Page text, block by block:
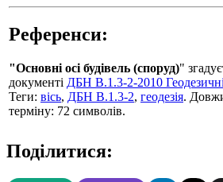
Референси:
"Основні осі будівель (споруд)"
документі ДБН В.1.3-2-2010
Теги: вісь, ДБН В.1.3-2, геодезія.
терміну: 72 символів.
Поділитися: